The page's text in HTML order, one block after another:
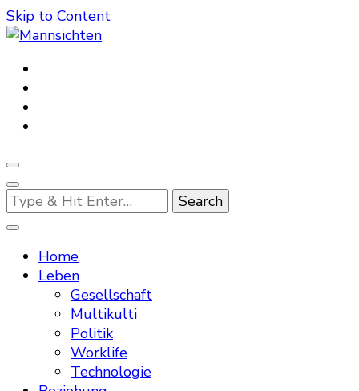
Skip to Content
Mannsichten
Was Männer wollen. Was Männer denken.
Looking
for
Something?
Home
Leben
Gesellschaft
Multikulti
Politik
Worklife
Technologie